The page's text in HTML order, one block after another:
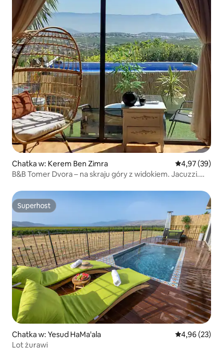
Chatka w: Kerem Ben Zimra Średnia
4,97 (39)
B&B Tomer Dvora – na skraju góry z widokiem. Jacuzzi.
Superhost
Superhost
Chatka w: Yesud HaMa'ala Średnia
4,96 (23)
Lot żurawi